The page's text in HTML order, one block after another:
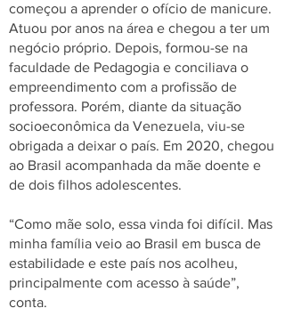
começou a aprender o ofício de manicure.
Atuou por anos na área e chegou a ter um
negócio próprio. Depois, formou-se na
faculdade de Pedagogia e conciliava o
empreendimento com a profissão de
professora. Porém, diante da situação
socioeconômica da Venezuela, viu-se
obrigada a deixar o país. Em 2020, chegou
ao Brasil acompanhada da mãe doente e
de dois filhos adolescentes.
“Como mãe solo, essa vinda foi difícil. Mas
minha família veio ao Brasil em busca de
estabilidade e este país nos acolheu,
principalmente com acesso à saúde”,
conta.